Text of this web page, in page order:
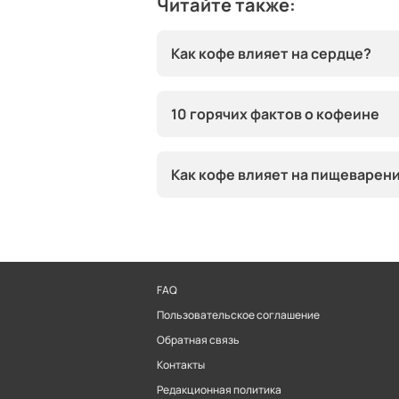
Читайте также:
Как кофе влияет на сердце?
10 горячих фактов о кофеине
Как кофе влияет на
FAQ
Пользовательское соглашение
Обратная связь
Контакты
Редакционная политика